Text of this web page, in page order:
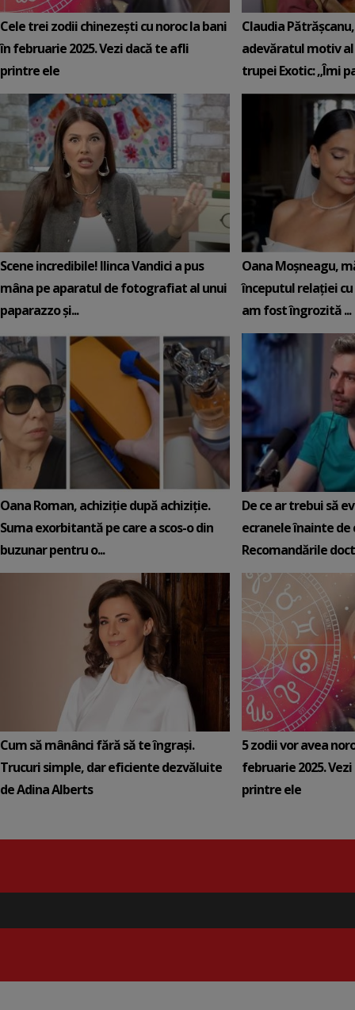
Cele trei zodii chinezești cu noroc la bani
în februarie 2025. Vezi dacă te afli
printre ele
Claudia
adevăratul motiv
trupei Exotic: „Îmi
Scene incredibile! Ilinca Vandici a pus
mâna pe aparatul de fotografiat al unui
paparazzo și...
Oana Moșneagu,
începutul relației cu
am fost îngrozită ...
Oana Roman, achiziție după achiziție.
Suma exorbitantă pe care a scos-o din
buzunar pentru o...
De ce ar trebui să
ecranele înainte de
Recomandările
Cum să mânânci fără să te îngrași.
Trucuri simple, dar eficiente dezvăluite
de Adina Alberts
5 zodii vor avea
februarie 2025.
printre ele